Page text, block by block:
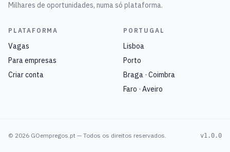
Milhares de oportunidades, numa só plataforma.
PLATAFORMA
Vagas
Para empresas
Criar conta
PORTUGAL
Lisboa
Porto
Braga · Coimbra
Faro · Aveiro
© 2026 GOempregos.pt — Todos os direitos reservados. v1.0.0